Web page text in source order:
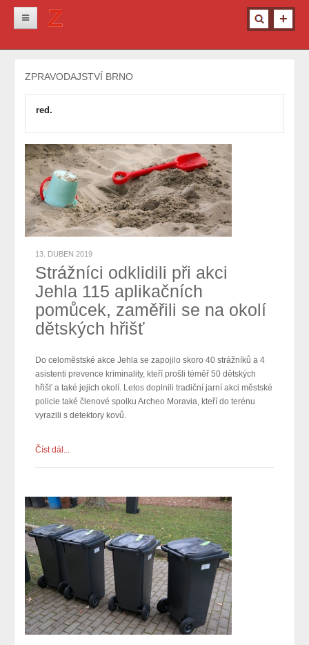
Krimi
Pro ženy
Ostatní
ZPRAVODAJSTVÍ BRNO
red.
13. DUBEN 2019
Strážníci odklidili při akci
Jehla 115 aplikačních
pomůcek, zaměřili se na okolí
dětských hřišť
Do celoměstské akce Jehla se zapojilo skoro 40 strážníků a 4
asistenti prevence kriminality, kteří prošli téměř 50 dětských
hřišť a také jejich okolí. Letos doplnili tradiční jarní akci městské
policie také členové spolku Archeo Moravia, kteří do terénu
vyrazili s detektory kovů.
Číst dál...